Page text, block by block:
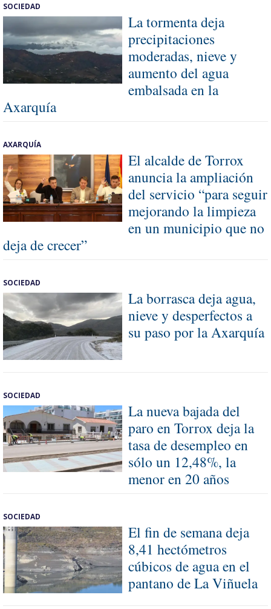
SOCIEDAD
La tormenta deja
precipitaciones
moderadas, nieve y
aumento del agua
embalsada en la
Axarquía
AXARQUÍA
El alcalde de Torrox
anuncia la ampliación
del servicio “para seguir
mejorando la limpieza
en un municipio que no
deja de crecer”
SOCIEDAD
La borrasca deja agua,
nieve y desperfectos a
su paso por la Axarquía
SOCIEDAD
La nueva bajada del
paro en Torrox deja la
tasa de desempleo en
sólo un 12,48%, la
menor en 20 años
SOCIEDAD
El fin de semana deja
8,41 hectómetros
cúbicos de agua en el
pantano de La Viñuela